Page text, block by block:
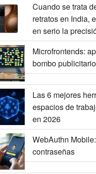
Cuando se trata
retratos en India,
en serio la
Microfrontends:
bombo publicitario
Las 6 mejores
espacios de
en 2026
WebAuthn
contraseñas